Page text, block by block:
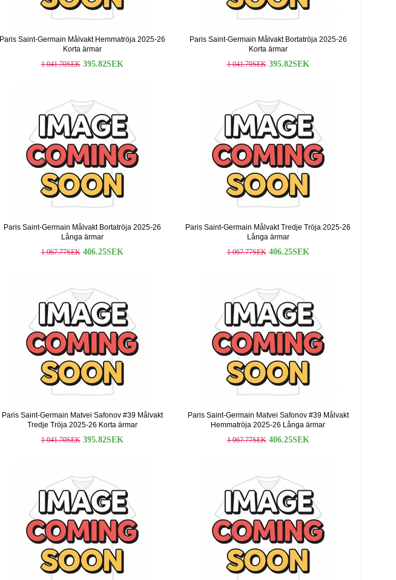
Paris Saint-Germain Målvakt Hemmatröja 2025-26
Korta ärmar
1 041.70SEK 395.82SEK
Paris Saint-Germain Målvakt Bortatröja 2025-26
Korta ärmar
1 041.70SEK 395.82SEK
Paris Saint-Germain Målvakt Bortatröja 2025-26
Långa ärmar
1 067.77SEK 406.25SEK
Paris Saint-Germain Målvakt Tredje Tröja 2025-26
Långa ärmar
1 067.77SEK 406.25SEK
Paris Saint-Germain Matvei Safonov #39 Målvakt
Tredje Tröja 2025-26 Korta ärmar
1 041.70SEK 395.82SEK
Paris Saint-Germain Matvei Safonov #39 Målvakt
Hemmatröja 2025-26 Långa ärmar
1 067.77SEK 406.25SEK